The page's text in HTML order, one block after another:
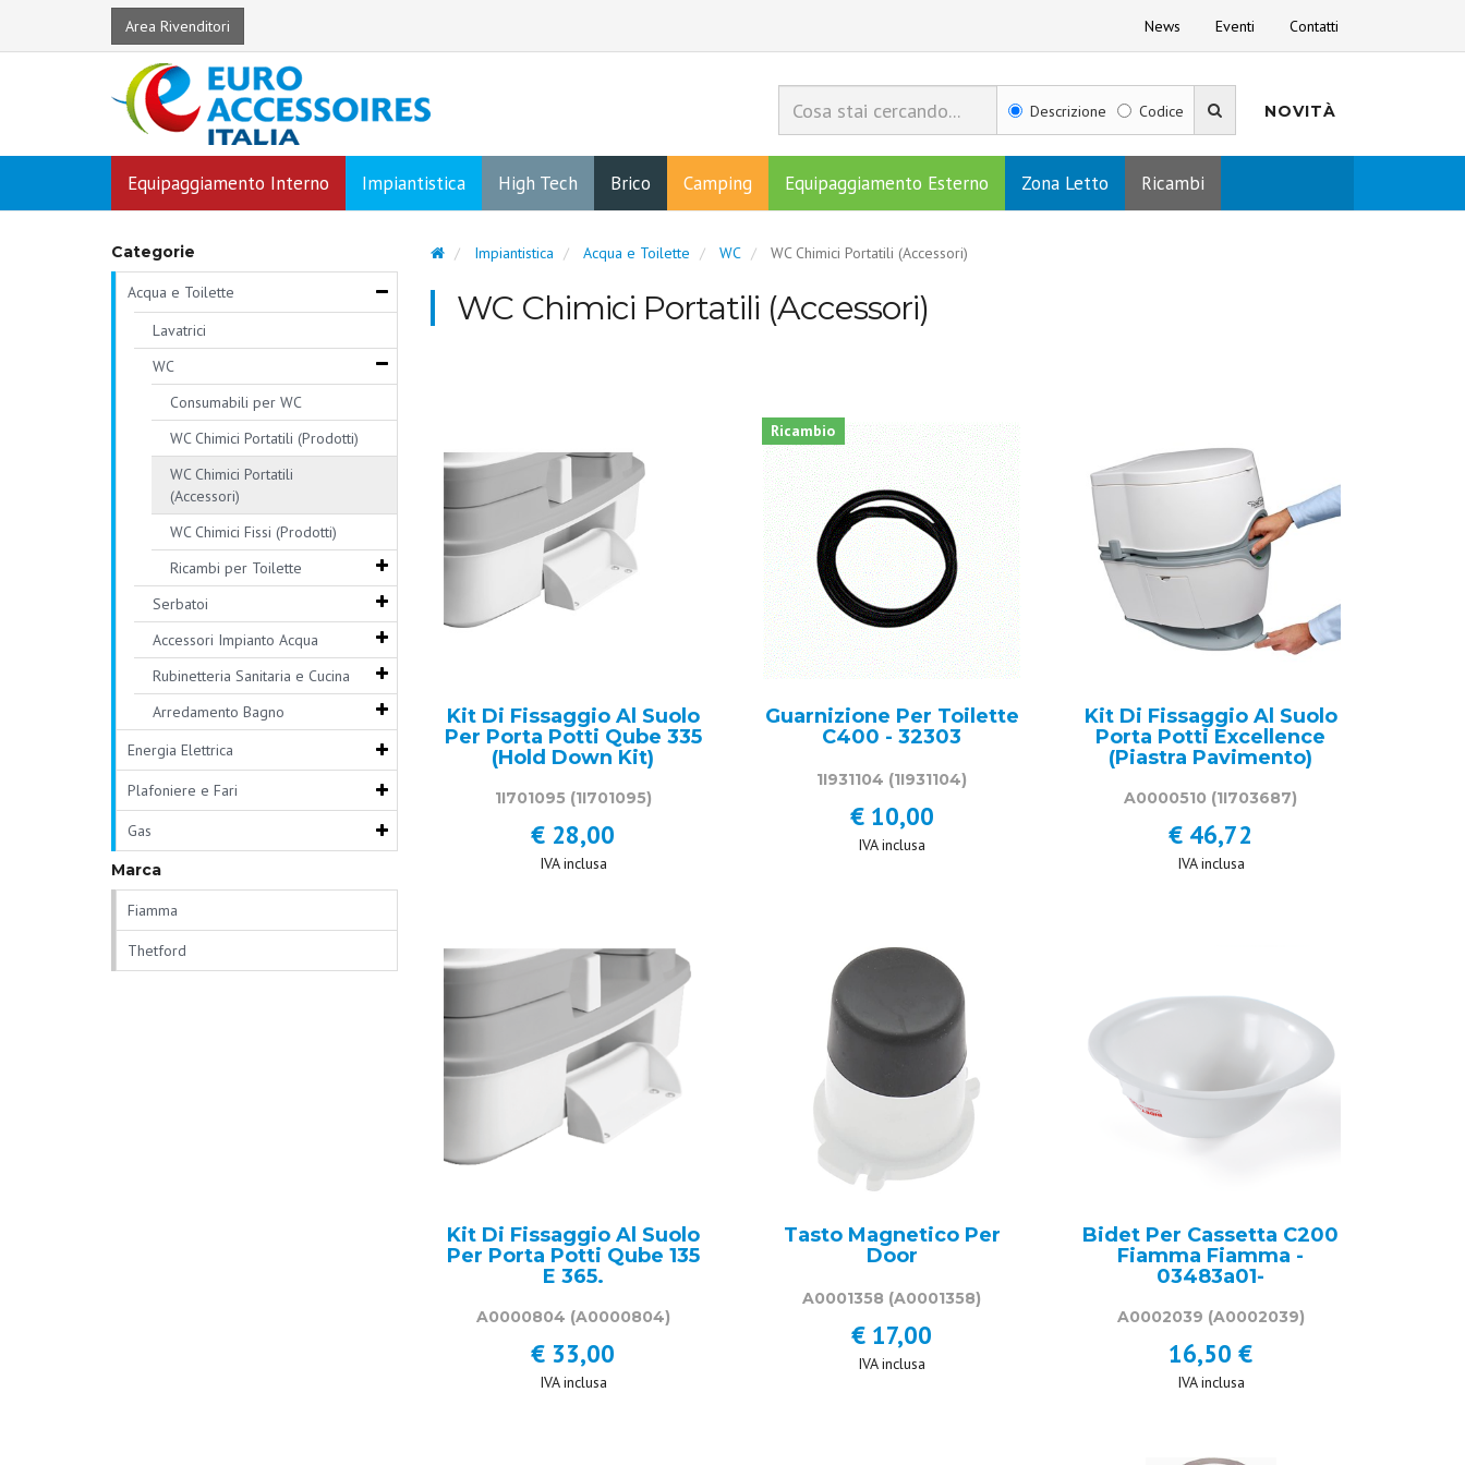
Area Rivenditori News Eventi Contatti
Descrizione Codice NOVITÀ
Equipaggiamento Interno Impiantistica High Tech Brico Camping Equipaggiamento Esterno Zona Letto Ricambi
Categorie
Acqua e Toilette
Lavatrici
WC
Consumabili per WC
WC Chimici Portatili (Prodotti)
WC Chimici Portatili
(Accessori)
WC Chimici Fissi (Prodotti)
Ricambi per Toilette
Serbatoi
Accessori Impianto Acqua
Rubinetteria Sanitaria e Cucina
Arredamento Bagno
Energia Elettrica
Plafoniere e Fari
Gas
Marca
Fiamma
Thetford
Impiantistica Acqua e Toilette WC WC Chimici Portatili (Accessori)
WC Chimici Portatili (Accessori)
Kit Di Fissaggio Al Suolo
Per Porta Potti Qube 335
(Hold Down Kit)
1I701095 (1I701095)
€ 28,00
IVA inclusa
Ricambio
Guarnizione Per Toilette
C400 - 32303
1I931104 (1I931104)
€ 10,00
IVA inclusa
Kit Di Fissaggio Al Suolo
Porta Potti Excellence
(Piastra Pavimento)
A0000510 (1I703687)
€ 46,72
IVA inclusa
Kit Di Fissaggio Al Suolo
Per Porta Potti Qube 135
E 365.
A0000804 (A0000804)
€ 33,00
IVA inclusa
Tasto Magnetico Per
Door
A0001358 (A0001358)
€ 17,00
IVA inclusa
Bidet Per Cassetta C200
Fiamma Fiamma -
03483a01-
A0002039 (A0002039)
16,50 €
IVA inclusa